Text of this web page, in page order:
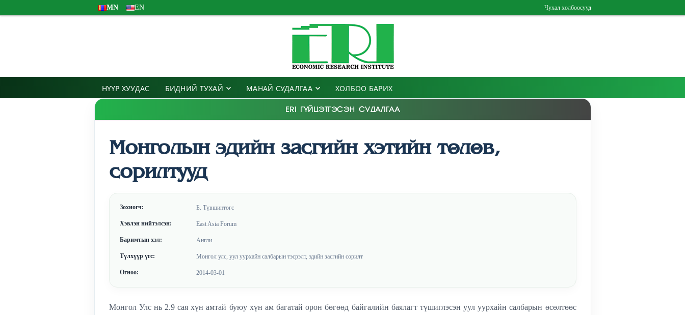
MN EN Чухал холбоосууд
НҮҮР ХУУДАС БИДНИЙ ТУХАЙ МАНАЙ СУДАЛГАА ХОЛБОО БАРИХ
ERI ГҮЙЦЭТГЭСЭН СУДАЛГАА
Монголын эдийн засгийн хэтийн төлөв,
сорилтууд
Зохиогч: Б. Түвшинтөгс
Хэвлэн нийтэлсэн: East Asia Forum
Баримтын хэл: Англи
Түлхүүр үгс: Монгол улс, уул уурхайн салбарын тэсрэлт, эдийн засгийн сорилт
Огноо: 2014-03-01
Монгол Улс нь 2.9 сая хүн амтай буюу хүн ам багатай орон бөгөөд байгалийн баялагт түшиглэсэн уул уурхайн салбарын өсөлтөөс